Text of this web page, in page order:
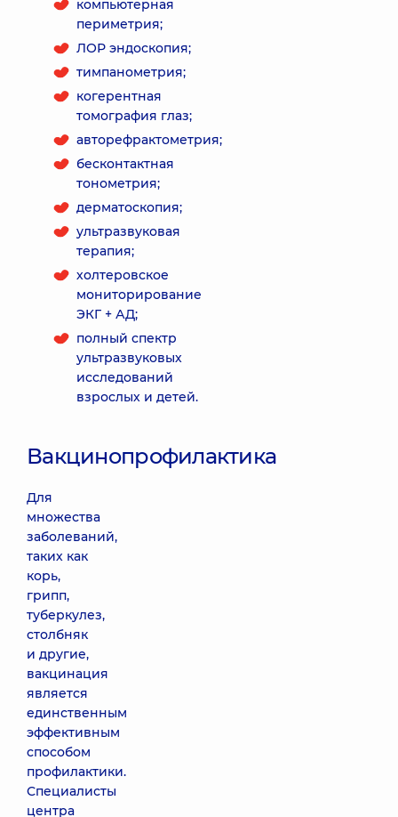
компьютерная
периметрия;
ЛОР эндоскопия;
тимпанометрия;
когерентная
томография глаз;
авторефрактометрия;
бесконтактная
тонометрия;
дерматоскопия;
ультразвуковая
терапия;
холтеровское
мониторирование
ЭКГ + АД;
полный спектр
ультразвуковых
исследований
взрослых и детей.
Вакцинопрофилактика
Для
множества
заболеваний,
таких как
корь,
грипп,
туберкулез,
столбняк
и другие,
вакцинация
является
единственным
эффективным
способом
профилактики.
Специалисты
центра